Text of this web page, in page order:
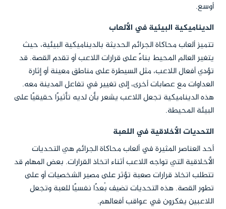
أوسع.
الديناميكية البيئية في الألعاب
تتميز ألعاب محاكاة الجرائم الحديثة بالديناميكية البيئية، حيث
يتغير العالم المحيط بناءً على قرارات اللاعب أو تقدم القصة. قد
تؤدي أفعال اللاعب، مثل السيطرة على مناطق معينة أو إثارة
العداوات مع عصابات أخرى، إلى تغيير في تفاعل المدينة معه.
هذه الديناميكية تجعل اللاعب يشعر بأن لديه تأثيرًا حقيقيًا على
البيئة المحيطة.
التحديات الأخلاقية في اللعبة
أحد العناصر المثيرة في ألعاب محاكاة الجرائم هي التحديات
الأخلاقية التي تواجه اللاعب أثناء اتخاذ القرارات. بعض المهام قد
تتطلب اتخاذ قرارات صعبة تؤثر على مصير الشخصيات أو على
تطور القصة. هذه التحديات تضيف بُعدًا نفسيًا للعبة وتجعل
اللاعبين يفكرون في عواقب أفعالهم.